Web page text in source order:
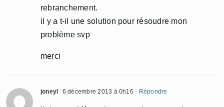
rebranchement.
il y a t-il une solution pour résoudre mon
problème svp
merci
joneyl 6 décembre 2013 à 0h16 - Répondre